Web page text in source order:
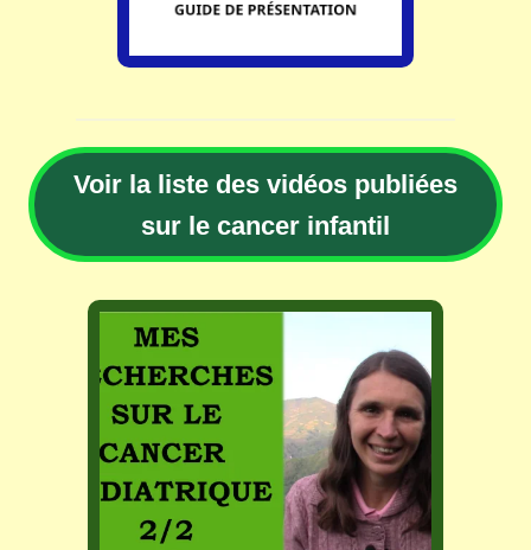
Voir la liste des vidéos publiées
sur le cancer infantil